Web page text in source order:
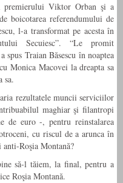
premierului Viktor Orban şi a
boicotarea referendumului de
l-a transformat pe acesta în
Secuiesc”. “Le promit
Traian Băsescu în noaptea
Monica Macovei la dreapta sa
sa.
rezultatele muncii serviciilor
maghiar şi filantropi
de euro -, pentru reinstalarea
cu riscul de a arunca în
Roşia Montană?
să-l tăiem, la final, pentru a
Roşia Montană.